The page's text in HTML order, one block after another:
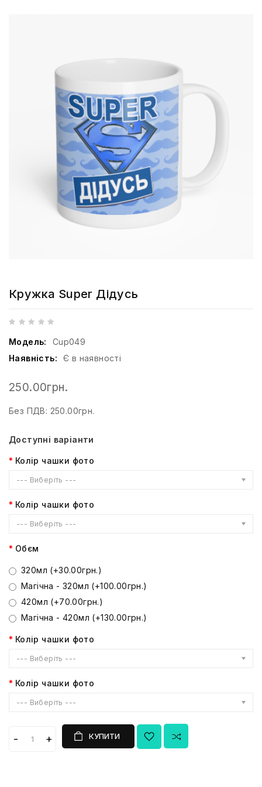
Кружка Super Дідусь
Модель:
Cup049
Наявність:
Є в наявності
250.00грн.
Без ПДВ: 250.00грн.
Доступні варіанти
Колір чашки фото
--- Виберіть ---
Колір чашки фото
--- Виберіть ---
Обєм
320мл (+30.00грн.)
Магічна - 320мл (+100.00грн.)
420мл (+70.00грн.)
Магічна - 420мл (+130.00грн.)
Колір чашки фото
--- Виберіть ---
Колір чашки фото
--- Виберіть ---
КУПИТИ